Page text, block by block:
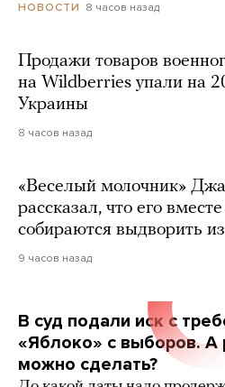
НОВОСТИ 8 часов назад
Продажи товаров
на Wildberries упали на
Украины
8 часов назад
«Веселый молочник»
рассказал, что его
собираются выдворить
9 часов назад
В суд подали иск с
«Яблоко» с выборов. А
можно сделать?